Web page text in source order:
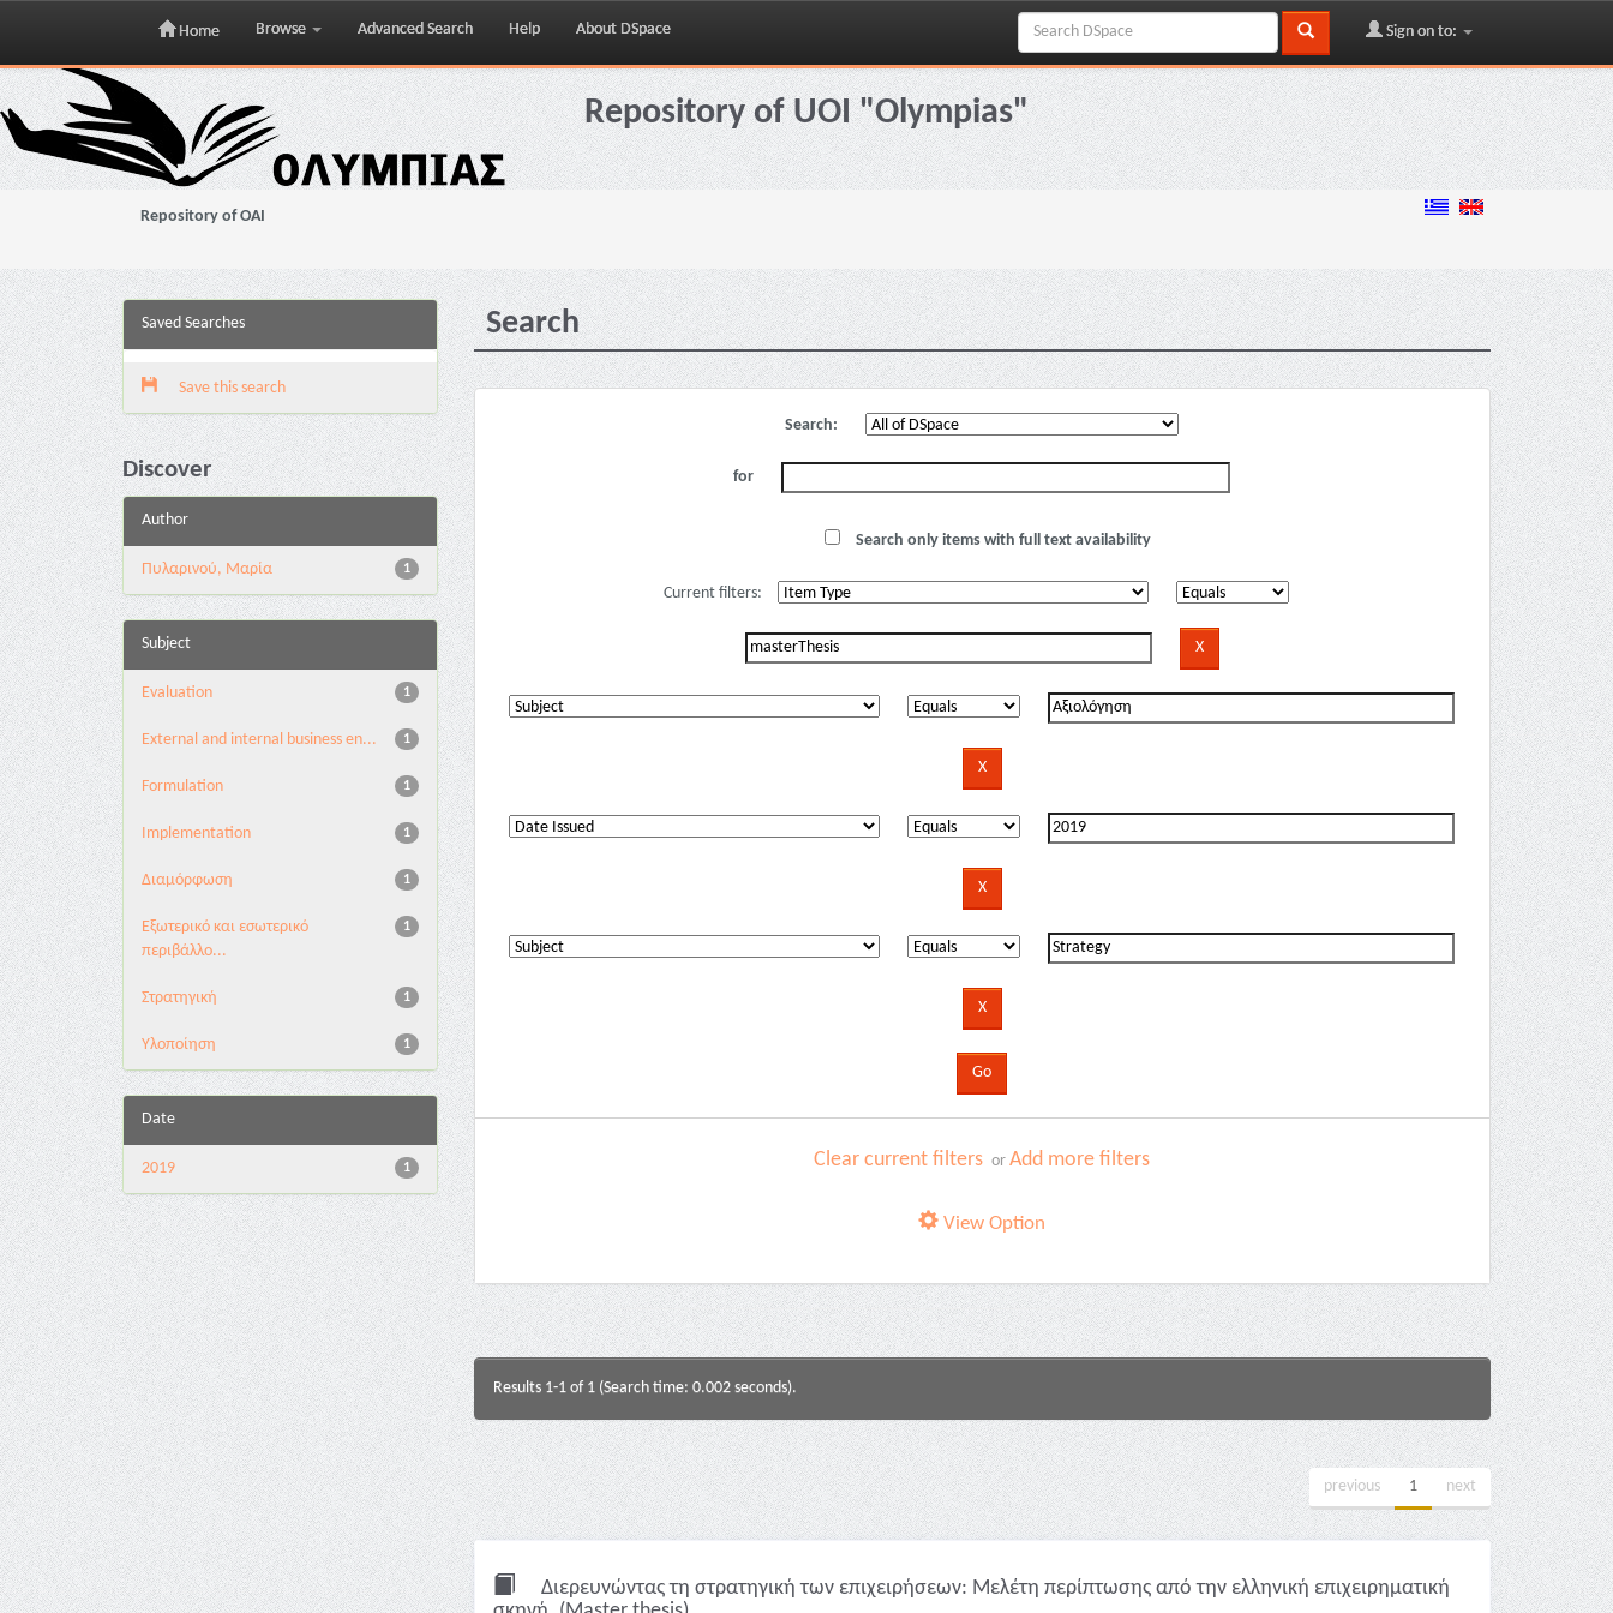
Skip
navigation
Home Browse Advanced Search Help About DSpace Sign on to:
Repository of UOI "Olympias"
Repository of OAI
Saved Searches
Save this search
Discover
Author
1
Πυλαρινού, Μαρία
Subject
1
Evaluation
1
External and internal business en...
1
Formulation
1
Implementation
1
Διαμόρφωση
1
Εξωτερικό και εσωτερικό
περιβάλλο...
1
Στρατηγική
1
Υλοποίηση
Date
1
2019
Search
Search:
for
Search only items with full text availability
Current filters:
Clear current filters orAdd more filters
View Option
Results 1-1 of 1 (Search time: 0.002 seconds).
previous 1 next
Διερευνώντας τη στρατηγική των επιχειρήσεων: Μελέτη περίπτωσης από την ελληνική επιχειρηματική